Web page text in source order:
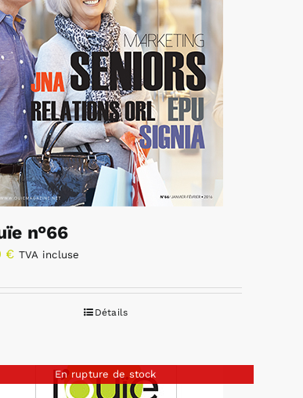
n°66
€ TVA incluse
Détails
En rupture de stock